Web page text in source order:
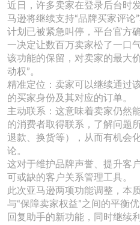
近日，许多卖家在登录后台时
马逊将继续支持“品牌买家评论
计划已被紧急叫停，平台官方
一决定让数百万卖家松了一口气
该功能的保留，对卖家的最大
动权”。
精准定位：卖家可以继续通过
的买家身份及其对应的订单。
主动联系：这意味着卖家仍然
的消费者取得联系，了解问题
退款、换货等），从而有机会
论。
这对于维护品牌声誉、提升客
可或缺的客户关系管理工具。
此次亚马逊两项功能调整，本
与“保障卖家权益”之间的平衡
回复助手的新功能，同时继续